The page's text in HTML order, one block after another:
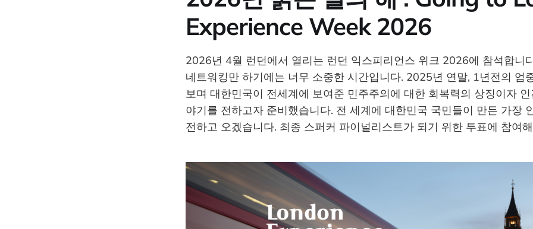
Experience Week 2026
2026년 4월 런던에서 열리는 런던 익스피리언스 위크 2026에 참석합니
네트워킹만 하기에는 너무 소중한 시간입니다. 2025년 연말, 1년전의 엄
보며 대한민국이 전세계에 보여준 민주주의에 대한 회복력의 상징이자
야기를 전하고자 준비했습니다. 전 세계에 대한민국 국민들이 만든 가장
전하고 오겠습니다. 최종 스퍼커 파이널리스트가 되기 위한 투표에 참여